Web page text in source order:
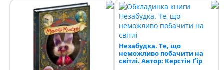
Незабудка. Те, що
неможливо побачити на
світлі. Автор: Керстін Ґір